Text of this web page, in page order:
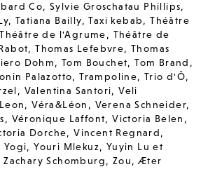
Co,Sylvie Groschatau Phillips,
,Tatiana Bailly,Taxi kebab,Théâtre
Théâtre de l'Agrume, Théâtre de
,Thomas Lefebvre,Thomas
Dohm,Tom Bouchet,Tom Brand ,
Palazotto,Trampoline,Trio d'Ô,
, Valentina Santori,Veli
,Véra&Léon , Verena Schneider,
, Véronique Laffont,Victoria Belen ,
Dorche,Vincent Regnard,
Yogi,Youri Mlekuz, Yuyin Lu et
Zachary Schomburg, Zou, Æter